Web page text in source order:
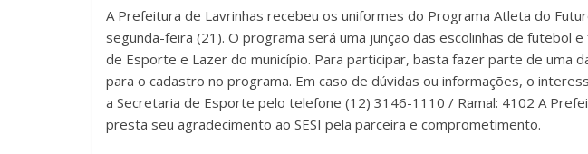
A Prefeitura de Lavrinhas recebeu os uniformes do Programa Atleta do
segunda-feira (21). O programa será uma junção das escolinhas de futebol
de Esporte e Lazer do município. Para participar, basta fazer parte de uma
para o cadastro no programa. Em caso de dúvidas ou informações, o
a Secretaria de Esporte pelo telefone (12) 3146-1110 / Ramal: 4102 A
presta seu agradecimento ao SESI pela parceira e comprometimento.